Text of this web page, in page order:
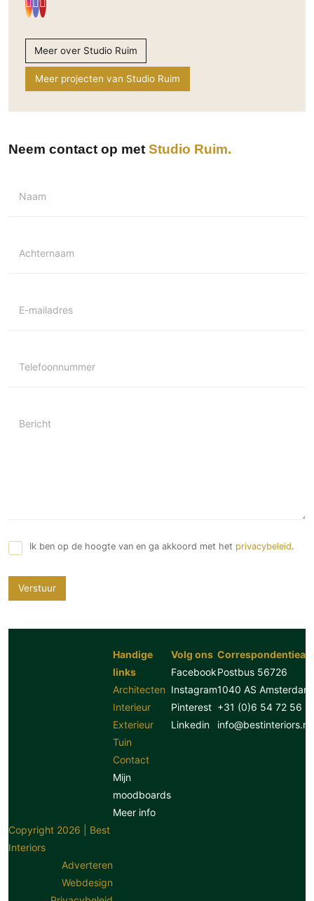
Meer over Studio Ruim
Meer projecten van Studio Ruim
Neem contact op met Studio Ruim
Naam
Achternaam
E-mailadres
Telefoonnummer
Bericht
Ik ben op de hoogte van en ga akkoord met het privacybeleid.
Verstuur
Handige
links
Architecten
Interieur
Exterieur
Tuin
Contact
Mijn
moodboards
Meer info
Volg ons
Facebook
Instagram
Pinterest
Linkedin
Postbus 56726
1040 AS Amsterdam
+31 (0)6 54 72 56
info@bestinteriors.nl
Copyright 2026 | Best
Interiors
Adverteren
Webdesign